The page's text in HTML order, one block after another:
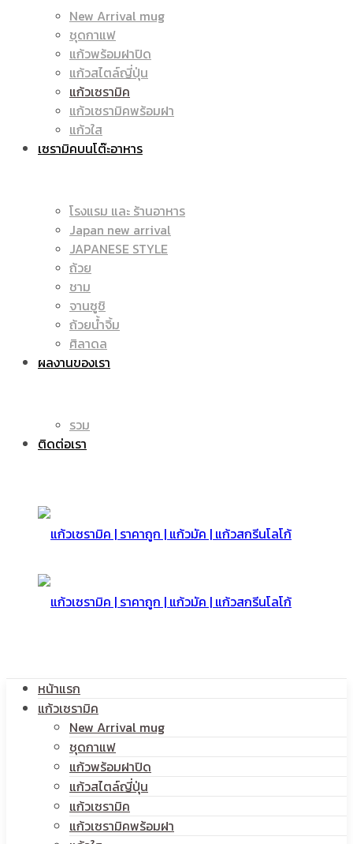
|
แก้ว
แก้ว
สกรีน
ราคา
แก้ว
|
แก้ว
สกรีน
New Arrival mug
ชุดกาแฟ
แก้วพร้อมฝาปิด
แก้วสไตล์ญี่ปุ่น
แก้วเซรามิค
แก้วเซรามิคพร้อมฝา
แก้วใส
เซรามิคบนโต๊ะอาหาร
โรงแรม และ ร้านอาหาร
Japan new arrival
JAPANESE STYLE
ถ้วย
ชาม
จานซูชิ
ถ้วยน้ำจิ้ม
ศิลาดล
ผลงานของเรา
รวม
ติดต่อเรา
หน้าแรก
แก้วเซรามิค
New Arrival mug
ชุดกาแฟ
แก้วพร้อมฝาปิด
แก้วสไตล์ญี่ปุ่น
แก้วเซรามิค
แก้วเซรามิคพร้อมฝา